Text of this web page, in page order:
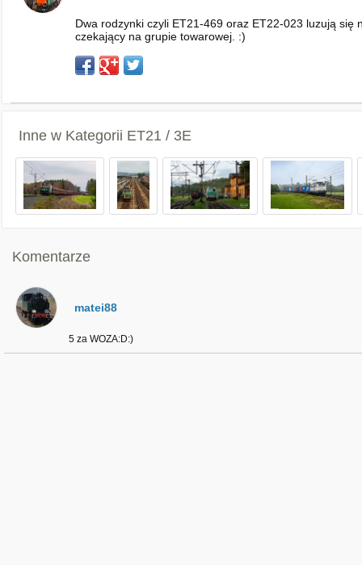
Dwa rodzynki czyli ET21-469 oraz ET22-023 luzują się
czekający na grupie towarowej. :)
Inne w Kategorii ET21 / 3E
Komentarze
matei88
5 za WOZA:D:)